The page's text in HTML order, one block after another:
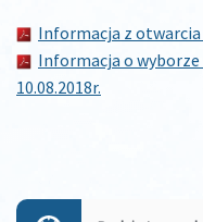
Informacja z
Informacja o
10.08.2018r.